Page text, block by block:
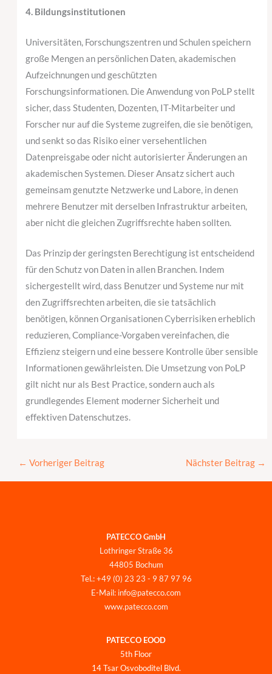
4. Bildungsinstitutionen
Universitäten, Forschungszentren und Schulen speichern
große Mengen an persönlichen Daten, akademischen
Aufzeichnungen und geschützten
Forschungsinformationen. Die Anwendung von PoLP stellt
sicher, dass Studenten, Dozenten, IT-Mitarbeiter und
Forscher nur auf die Systeme zugreifen, die sie benötigen,
und senkt so das Risiko einer versehentlichen
Datenpreisgabe oder nicht autorisierter Änderungen an
akademischen Systemen. Dieser Ansatz sichert auch
gemeinsam genutzte Netzwerke und Labore, in denen
mehrere Benutzer mit derselben Infrastruktur arbeiten,
aber nicht die gleichen Zugriffsrechte haben sollten.
Das Prinzip der geringsten Berechtigung ist entscheidend
für den Schutz von Daten in allen Branchen. Indem
sichergestellt wird, dass Benutzer und Systeme nur mit
den Zugriffsrechten arbeiten, die sie tatsächlich
benötigen, können Organisationen Cyberrisiken erheblich
reduzieren, Compliance-Vorgaben vereinfachen, die
Effizienz steigern und eine bessere Kontrolle über sensible
Informationen gewährleisten. Die Umsetzung von PoLP
gilt nicht nur als Best Practice, sondern auch als
grundlegendes Element moderner Sicherheit und
effektiven Datenschutzes.
← Vorheriger Beitrag Nächster Beitrag →
PATECCO GmbH
Lothringer Straße 36
44805 Bochum
Tel.: +49 (0) 23 23 - 9 87 97 96
E-Mail: info@patecco.com
www.patecco.com
PATECCO EOOD
5th Floor
14 Tsar Osvoboditel Blvd.